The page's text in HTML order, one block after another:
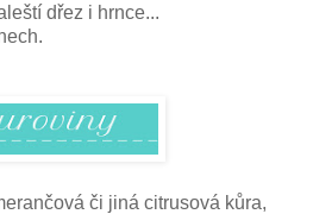
dřez i hrnce...
či jiná citrusová kůra,